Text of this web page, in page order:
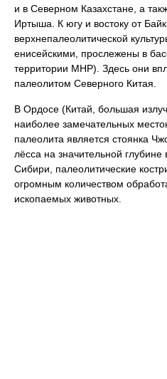
и в Северном Казахстане, а
Иртыша. К югу и востоку от
верхнепалеолитической
енисейскими, прослежены в
территории МНР). Здесь они
палеолитом Северного Китая.
В Ордосе (Китай, большая
наиболее замечательных
палеолита является стоянка
лёсса на значительной глубине
Сибири, палеолитические
огромным количеством
ископаемых животных.